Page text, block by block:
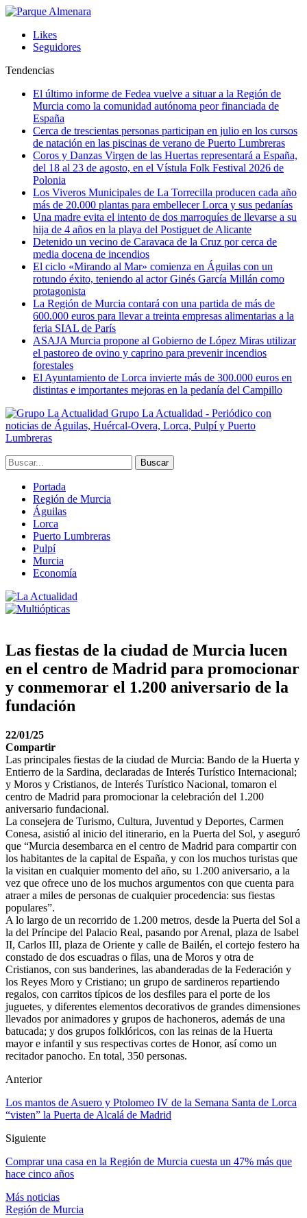
Likes
Seguidores
Tendencias
El último informe de Fedea vuelve a situar a la Región de
Murcia como la comunidad autónoma peor financiada de
España
Cerca de trescientas personas participan en julio en los cursos
de natación en las piscinas de verano de Puerto Lumbreras
Coros y Danzas Virgen de las Huertas representará a España,
del 18 al 23 de agosto, en el Vístula Folk Festival 2026 de
Polonia
Los Viveros Municipales de La Torrecilla producen cada año
más de 20.000 plantas para embellecer Lorca y sus pedanías
Una madre evita el intento de dos marroquíes de llevarse a su
hija de 4 años en la playa del Postiguet de Alicante
Detenido un vecino de Caravaca de la Cruz por cerca de
media docena de incendios
El ciclo «Mirando al Mar» comienza en Águilas con un
rotundo éxito, teniendo al actor Ginés García Millán como
protagonista
La Región de Murcia contará con una partida de más de
600.000 euros para llevar a treinta empresas alimentarias a la
feria SIAL de París
ASAJA Murcia propone al Gobierno de López Miras utilizar
el pastoreo de ovino y caprino para prevenir incendios
forestales
El Ayuntamiento de Lorca invierte más de 300.000 euros en
distintas e importantes mejoras en la pedanía del Campillo
Grupo La Actualidad - Periódico con
noticias de Águilas, Huércal-Overa, Lorca, Pulpí y Puerto
Lumbreras
Portada
Región de Murcia
Águilas
Lorca
Puerto Lumbreras
Pulpí
Murcia
Economía
Las fiestas de la ciudad de Murcia lucen
en el centro de Madrid para promocionar
y conmemorar el 1.200 aniversario de la
fundación
22/01/25
Compartir
Las principales fiestas de la ciudad de Murcia: Bando de la Huerta y
Entierro de la Sardina, declaradas de Interés Turístico Internacional;
y Moros y Cristianos, de Interés Turístico Nacional, tomaron el
centro de Madrid para promocionar la celebración del 1.200
aniversario fundacional.
La consejera de Turismo, Cultura, Juventud y Deportes, Carmen
Conesa, asistió al inicio del itinerario, en la Puerta del Sol, y aseguró
que “Murcia desembarca en el centro de Madrid para compartir con
los habitantes de la capital de España, y con los muchos turistas que
la visitan en cualquier momento del año, su 1.200 aniversario, a la
vez que ofrece uno de los muchos argumentos con que cuenta para
atraer a miles de personas de cualquier procedencia: sus fiestas
populares”.
A lo largo de un recorrido de 1.200 metros, desde la Puerta del Sol a
la del Príncipe del Palacio Real, pasando por Arenal, plaza de Isabel
II, Carlos III, plaza de Oriente y calle de Bailén, el cortejo festero ha
constado de dos escuadras o filas, una de Moros y otra de
Cristianos, con sus banderines, las abanderadas de la Federación y
los Reyes Moro y Cristiano; un grupo de sardineros repartiendo
regalos, con carritos típicos de los desfiles para el porte de los
juguetes, y diferentes elementos decorativos de grandes dimensiones
llevados por animadores y grupos de hachoneros, además de una
batucada; y dos grupos folklóricos, con las reinas de la Huerta
mayor e infantil y sus respectivas cortes de Honor, así como un
recitador panocho. En total, 350 personas.
Anterior
Los mantos de Asuero y Ptolomeo IV de la Semana Santa de Lorca
“visten” la Puerta de Alcalá de Madrid
Siguiente
Comprar una casa en la Región de Murcia cuesta un 47% más que
hace cinco años
Más noticias
Región de Murcia